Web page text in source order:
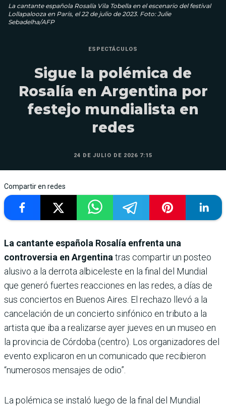
La cantante española Rosalía Vila Tobella en el escenario del festival
Lollapalooza en París, el 22 de julio de 2023. Foto: Julie
Sebadelha/AFP
ESPECTÁCULOS
Sigue la polémica de
Rosalía en Argentina por
festejo mundialista en
redes
24 DE JULIO DE 2026 7:15
Compartir en redes
La cantante española Rosalía enfrenta una
controversia en Argentina tras compartir un posteo
alusivo a la derrota albiceleste en la final del Mundial
que generó fuertes reacciones en las redes, a días de
sus conciertos en Buenos Aires. El rechazo llevó a la
cancelación de un concierto sinfónico en tributo a la
artista que iba a realizarse ayer jueves en un museo en
la provincia de Córdoba (centro). Los organizadores del
evento explicaron en un comunicado que recibieron
“numerosos mensajes de odio”.
La polémica se instaló luego de la final del Mundial